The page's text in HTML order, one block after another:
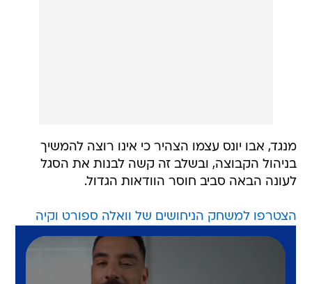
מנגד, אבו יונס עצמו הצהיר כי אינו רוצה להמשיך
בניהול הקבוצה, ובשלב זה קשה לבנות את הסגל
לעונה הבאה סביב חוסר הוודאות הגדול.
הצטרפו למשחק הניחושים של וואלה ספורט וקיה